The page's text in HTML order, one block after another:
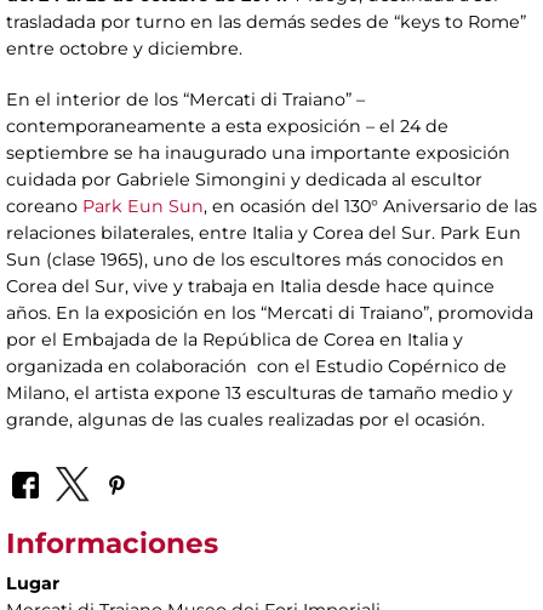
trasladada por turno en las demás sedes de “keys to Rome”
entre octobre y diciembre.
En el interior de los “Mercati di Traiano” –
contemporaneamente a esta exposición – el 24 de
septiembre se ha inaugurado una importante exposición
cuidada por Gabriele Simongini y dedicada al escultor
coreano Park Eun Sun, en ocasión del 130° Aniversario de las
relaciones bilaterales, entre Italia y Corea del Sur. Park Eun
Sun (clase 1965), uno de los escultores más conocidos en
Corea del Sur, vive y trabaja en Italia desde hace quince
años. En la exposición en los “Mercati di Traiano”, promovida
por el Embajada de la República de Corea en Italia y
organizada en colaboración con el Estudio Copérnico de
Milano, el artista expone 13 esculturas de tamaño medio y
grande, algunas de las cuales realizadas por el ocasión.
Informaciones
Lugar